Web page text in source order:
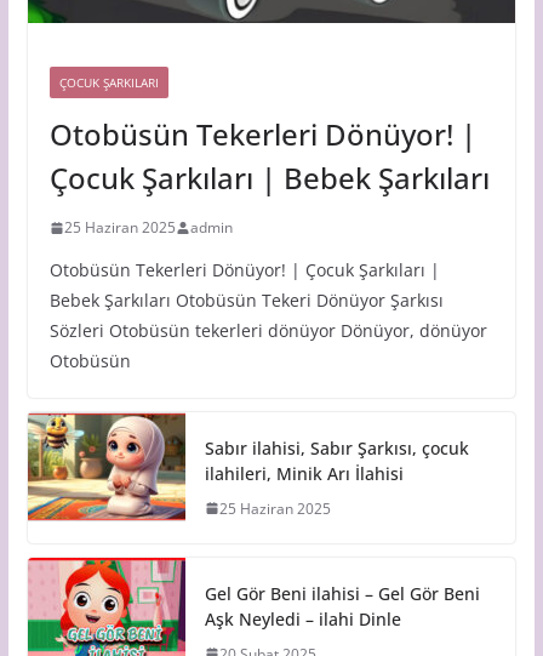
ÇOCUK ŞARKILARI
Otobüsün Tekerleri Dönüyor! |
Çocuk Şarkıları | Bebek Şarkıları
25 Haziran 2025 admin
Otobüsün Tekerleri Dönüyor! | Çocuk Şarkıları |
Bebek Şarkıları Otobüsün Tekeri Dönüyor Şarkısı
Sözleri Otobüsün tekerleri dönüyor Dönüyor, dönüyor
Otobüsün
Sabır ilahisi, Sabır Şarkısı, çocuk
ilahileri, Minik Arı İlahisi
25 Haziran 2025
Gel Gör Beni ilahisi – Gel Gör Beni
Aşk Neyledi – ilahi Dinle